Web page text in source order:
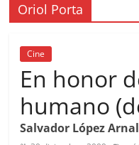
Oriol Porta
Cine
En honor
humano
Salvador López Arnal